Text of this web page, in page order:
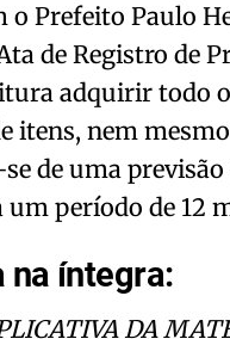
o Prefeito Paulo
de Registro de
adquirir todo o
itens, nem
de uma previsão
período de 12
na íntegra:
DA